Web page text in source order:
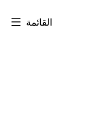
القائمة